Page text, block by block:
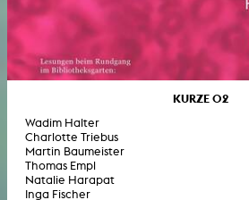
KURZE 02
Wadim Halter
Charlotte Triebus
Martin Baumeister
Thomas Empl
Natalie Harapat
Inga Fischer